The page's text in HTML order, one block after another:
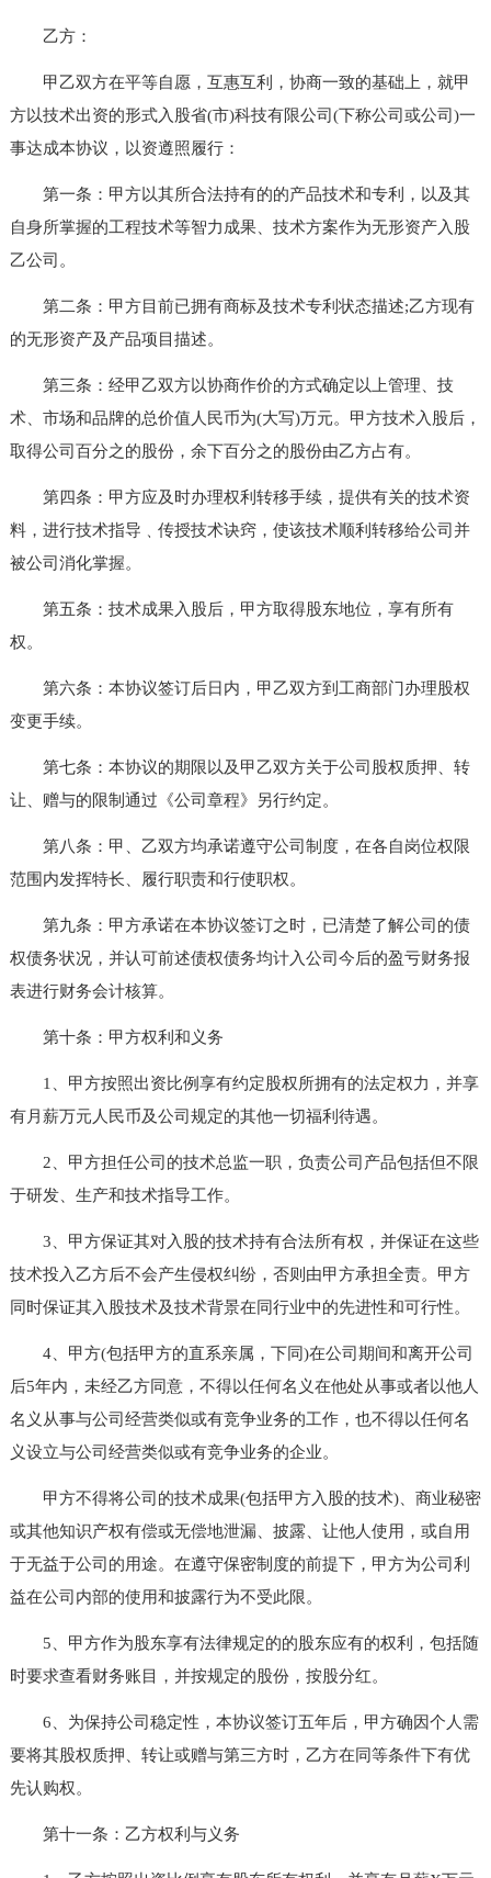
乙方：
甲乙双方在平等自愿，互惠互利，协商一致的基础上，就甲
方以技术出资的形式入股省(市)科技有限公司(下称公司或公司)一
事达成本协议，以资遵照履行：
第一条：甲方以其所合法持有的的产品技术和专利，以及其
自身所掌握的工程技术等智力成果、技术方案作为无形资产入股
乙公司。
第二条：甲方目前已拥有商标及技术专利状态描述;乙方现有
的无形资产及产品项目描述。
第三条：经甲乙双方以协商作价的方式确定以上管理、技
术、市场和品牌的总价值人民币为(大写)万元。甲方技术入股后，
取得公司百分之的股份，余下百分之的股份由乙方占有。
第四条：甲方应及时办理权利转移手续，提供有关的技术资
料，进行技术指导﹑传授技术诀窍，使该技术顺利转移给公司并
被公司消化掌握。
第五条：技术成果入股后，甲方取得股东地位，享有所有
权。
第六条：本协议签订后日内，甲乙双方到工商部门办理股权
变更手续。
第七条：本协议的期限以及甲乙双方关于公司股权质押、转
让、赠与的限制通过《公司章程》另行约定。
第八条：甲、乙双方均承诺遵守公司制度，在各自岗位权限
范围内发挥特长、履行职责和行使职权。
第九条：甲方承诺在本协议签订之时，已清楚了解公司的债
权债务状况，并认可前述债权债务均计入公司今后的盈亏财务报
表进行财务会计核算。
第十条：甲方权利和义务
1、甲方按照出资比例享有约定股权所拥有的法定权力，并享
有月薪万元人民币及公司规定的其他一切福利待遇。
2、甲方担任公司的技术总监一职，负责公司产品包括但不限
于研发、生产和技术指导工作。
3、甲方保证其对入股的技术持有合法所有权，并保证在这些
技术投入乙方后不会产生侵权纠纷，否则由甲方承担全责。甲方
同时保证其入股技术及技术背景在同行业中的先进性和可行性。
4、甲方(包括甲方的直系亲属，下同)在公司期间和离开公司
后5年内，未经乙方同意，不得以任何名义在他处从事或者以他人
名义从事与公司经营类似或有竞争业务的工作，也不得以任何名
义设立与公司经营类似或有竞争业务的企业。
甲方不得将公司的技术成果(包括甲方入股的技术)、商业秘密
或其他知识产权有偿或无偿地泄漏、披露、让他人使用，或自用
于无益于公司的用途。在遵守保密制度的前提下，甲方为公司利
益在公司内部的使用和披露行为不受此限。
5、甲方作为股东享有法律规定的的股东应有的权利，包括随
时要求查看财务账目，并按规定的股份，按股分红。
6、为保持公司稳定性，本协议签订五年后，甲方确因个人需
要将其股权质押、转让或赠与第三方时，乙方在同等条件下有优
先认购权。
第十一条：乙方权利与义务